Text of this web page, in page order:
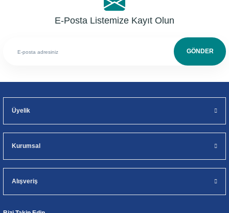
E-Posta Listemize Kayıt Olun
GÖNDER
Üyelik
Kurumsal
Alışveriş